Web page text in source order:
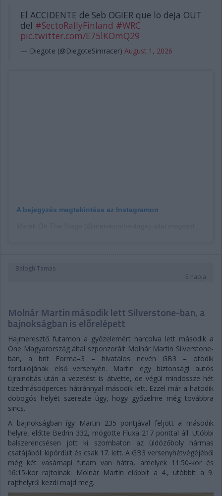
El ACCIDENTE de Seb OGIER que lo deja OUT
del #SectoRallyFinland #WRC
pic.twitter.com/E75lKOmQ29
— Diegote (@DiegoteSimracer) August 1, 2026
A bejegyzés megtekintése az Instagramon
Balogh Tamás
5 napja
Molnár Martin második lett Silverstone-ban, a
bajnokságban is előrelépett
Hajmeresztő futamon a győzelemért harcolva lett második a
One Magyarország által szponzorált Molnár Martin Silverstone-
ban, a brit Forma–3 – hivatalos nevén GB3 – ötödik
fordulójának első versenyén. Martin egy biztonsági autós
újraindítás után a vezetést is átvette, de végül mindössze hét
tizedmásodperces hátránnyal második lett. Ezzel már a hatodik
dobogós helyét szerezte úgy, hogy győzelme még továbbra
sincs.
A bajnokságban így Martin 235 pontjával feljött a második
helyre, előtte Bedrin 332, mögötte Fluxa 217 ponttal áll. Utóbbi
balszerencsésen jött ki szombaton az üldözőboly hármas
csatájából: kipördült és csak 17. lett. A GB3 versenyhétvégéjéből
még két vasárnapi futam van hátra, amelyek 11:50-kor és
16:15-kor rajtolnak. Molnár Martin előbbit a 4., utóbbit a 9.
rajthelyről kezdi majd meg.